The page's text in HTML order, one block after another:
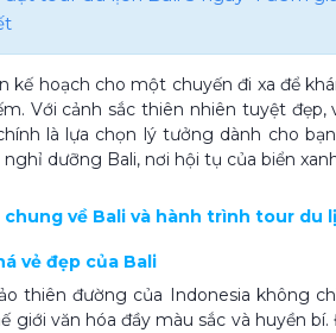
kế hoạch cho một chuyến đi xa để
Với cảnh sắc thiên nhiên tuyệt
là lựa chọn lý tưởng dành cho
dưỡng Bali, nơi hội tụ của biển
chung về Bali và hành trình tour du
vẻ đẹp của Bali
thiên đường của Indonesia không
giới văn hóa đầy màu sắc và huyền